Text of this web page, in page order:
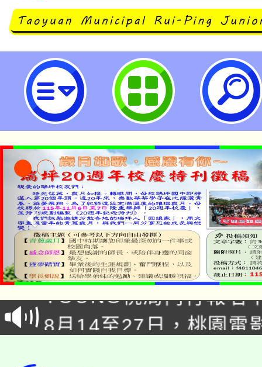
函轉新北市政府教育局辦理2023
圖創作競賽計畫1份，請協助轉知
名，請查照。-桃園市立瑞坪國民中
「本色祭」8/29、30在
場熱烈登場!
8/21下午1時於龍潭區
徵才活動。
YOUNG桃局內行報名
局官網。
8月14至27日，桃園電